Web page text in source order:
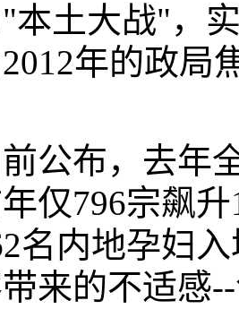
本土大战"，
年的政局
公布，去年
仅796宗飙
名内地孕妇
来的不适感